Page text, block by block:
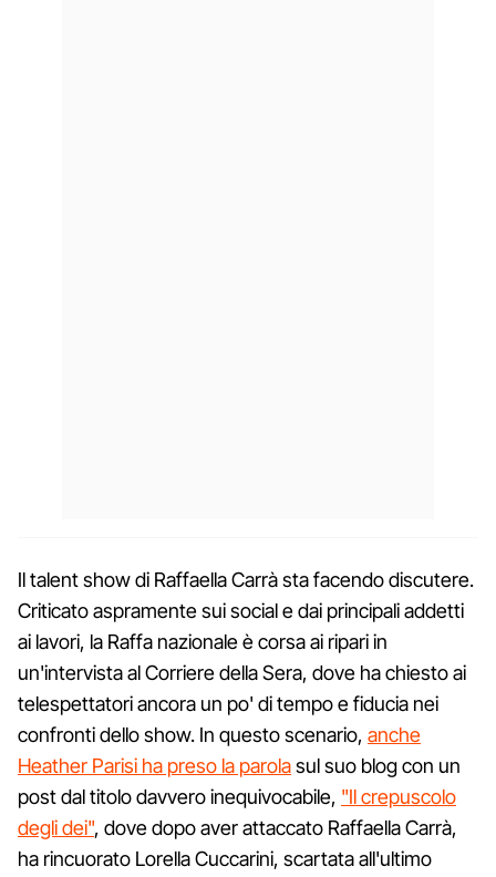
Il talent show di Raffaella Carrà sta facendo discutere.
Criticato aspramente sui social e dai principali addetti
ai lavori, la Raffa nazionale è corsa ai ripari in
un'intervista al Corriere della Sera, dove ha chiesto ai
telespettatori ancora un po' di tempo e fiducia nei
confronti dello show. In questo scenario, anche
Heather Parisi ha preso la parolasul suo blog con un
post dal titolo davvero inequivocabile, "Il crepuscolo
degli dei", dove dopo aver attaccato Raffaella Carrà,
ha rincuorato Lorella Cuccarini, scartata all'ultimo